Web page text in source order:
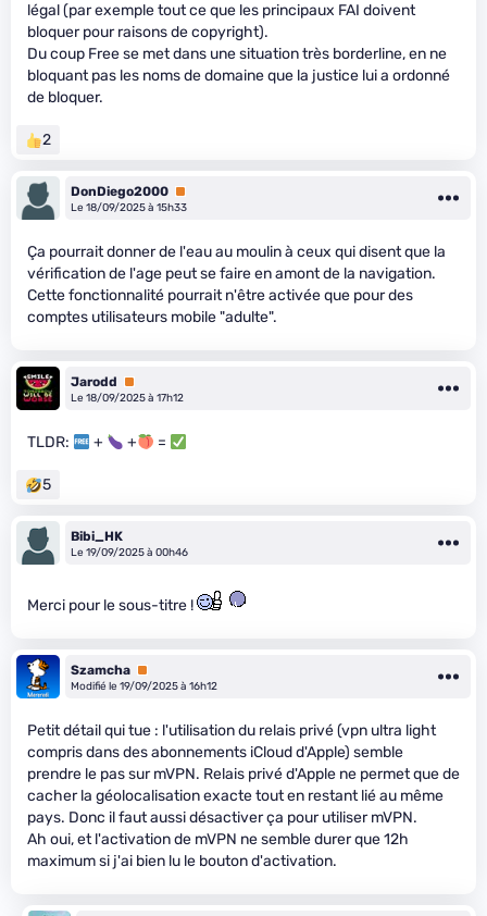
légal (par exemple tout ce que les principaux FAI doivent
bloquer pour raisons de copyright).
Du coup Free se met dans une situation très borderline, en ne
bloquant pas les noms de domaine que la justice lui a ordonné
de bloquer.
2
DonDiego2000 Premium
Le 18/09/2025 à 15h33
Ça pourrait donner de l'eau au moulin à ceux qui disent que la
vérification de l'age peut se faire en amont de la navigation.
Cette fonctionnalité pourrait n'être activée que pour des
comptes utilisateurs mobile "adulte".
Jarodd
Premium
Le 18/09/2025 à 17h12
TLDR: + + =
5
Bibi_HK
Le 19/09/2025 à 00h46
Merci pour le sous-titre !
Szamcha Premium
Modifié le 19/09/2025 à 16h12
Petit détail qui tue : l'utilisation du relais privé (vpn ultra light
compris dans des abonnements iCloud d'Apple) semble
prendre le pas sur mVPN. Relais privé d'Apple ne permet que de
cacher la géolocalisation exacte tout en restant lié au même
pays. Donc il faut aussi désactiver ça pour utiliser mVPN.
Ah oui, et l'activation de mVPN ne semble durer que 12h
maximum si j'ai bien lu le bouton d'activation.